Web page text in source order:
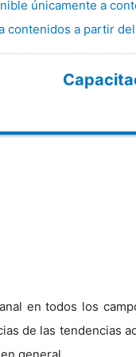
únicamente a
contenidos a partir del
en todos los
de las tendencias